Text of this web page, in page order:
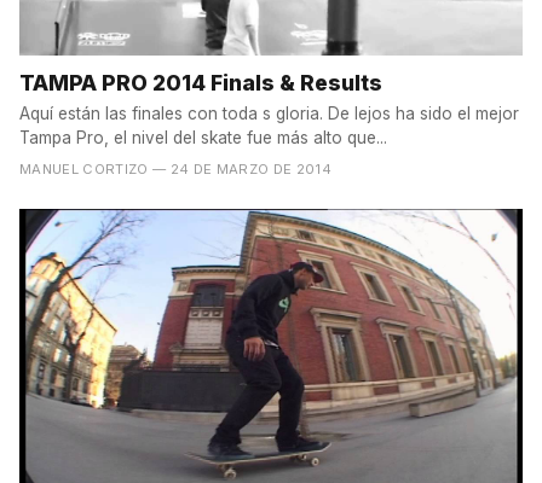
TAMPA PRO 2014 Finals & Results
Aquí están las finales con toda s gloria. De lejos ha sido el mejor
Tampa Pro, el nivel del skate fue más alto que...
MANUEL CORTIZO — 24 DE MARZO DE 2014